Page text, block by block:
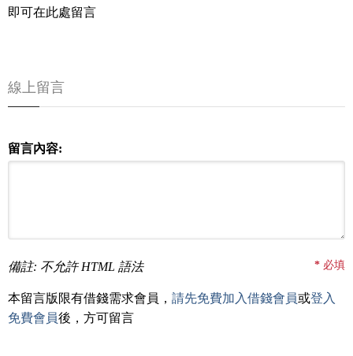
即可在此處留言
線上留言
留言內容:
備註: 不允許 HTML 語法 * 必填
本留言版限有借錢需求會員， 請先免費加入借錢會員或登入
免費會員後，方可留言